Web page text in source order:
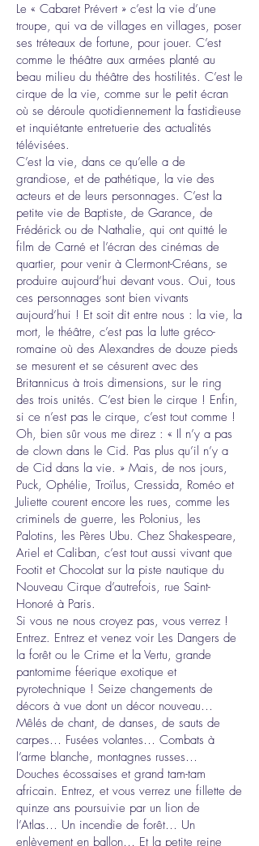
Le « Cabaret Prévert » c’est la vie d’une
troupe, qui va de villages en villages, poser
ses tréteaux de fortune, pour jouer. C’est
comme le théâtre aux armées planté au
beau milieu du théâtre des hostilités. C’est le
cirque de la vie, comme sur le petit écran
où se déroule quotidiennement la fastidieuse
et inquiétante entretuerie des actualités
télévisées.
C’est la vie, dans ce qu’elle a de
grandiose, et de pathétique, la vie des
acteurs et de leurs personnages. C’est la
petite vie de Baptiste, de Garance, de
Frédérick ou de Nathalie, qui ont quitté le
film de Carné et l’écran des cinémas de
quartier, pour venir à Clermont-Créans, se
produire aujourd’hui devant vous. Oui, tous
ces personnages sont bien vivants
aujourd’hui ! Et soit dit entre nous : la vie, la
mort, le théâtre, c’est pas la lutte gréco-
romaine où des Alexandres de douze pieds
se mesurent et se césurent avec des
Britannicus à trois dimensions, sur le ring
des trois unités. C’est bien le cirque ! Enfin,
si ce n’est pas le cirque, c’est tout comme !
Oh, bien sûr vous me direz : « Il n’y a pas
de clown dans le Cid. Pas plus qu’il n’y a
de Cid dans la vie. » Mais, de nos jours,
Puck, Ophélie, Troïlus, Cressida, Roméo et
Juliette courent encore les rues, comme les
criminels de guerre, les Polonius, les
Palotins, les Pères Ubu. Chez Shakespeare,
Ariel et Caliban, c’est tout aussi vivant que
Footit et Chocolat sur la piste nautique du
Nouveau Cirque d’autrefois, rue Saint-
Honoré à Paris.
Si vous ne nous croyez pas, vous verrez !
Entrez. Entrez et venez voir Les Dangers de
la forêt ou le Crime et la Vertu, grande
pantomime féerique exotique et
pyrotechnique ! Seize changements de
décors à vue dont un décor nouveau…
Mêlés de chant, de danses, de sauts de
carpes… Fusées volantes… Combats à
l’arme blanche, montagnes russes…
Douches écossaises et grand tam-tam
africain. Entrez, et vous verrez une fillette de
quinze ans poursuivie par un lion de
l’Atlas… Un incendie de forêt… Un
enlèvement en ballon… Et la petite reine